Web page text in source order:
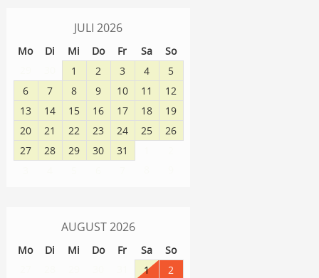
JULI 2026
Mo Di Mi Do Fr Sa
So
1 2 3 4
5
6
7 8 9 10 11
12
13
14 15 16 17 18
19
20
21 22 23 24 25
26
27
28 29 30 31
AUGUST2026
Mo Di Mi Do Fr Sa
So
1
2